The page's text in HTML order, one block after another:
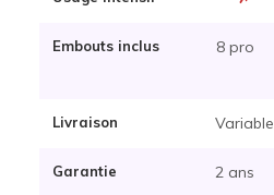
Embouts inclus 8 pro
Livraison Variable
Garantie 2 ans